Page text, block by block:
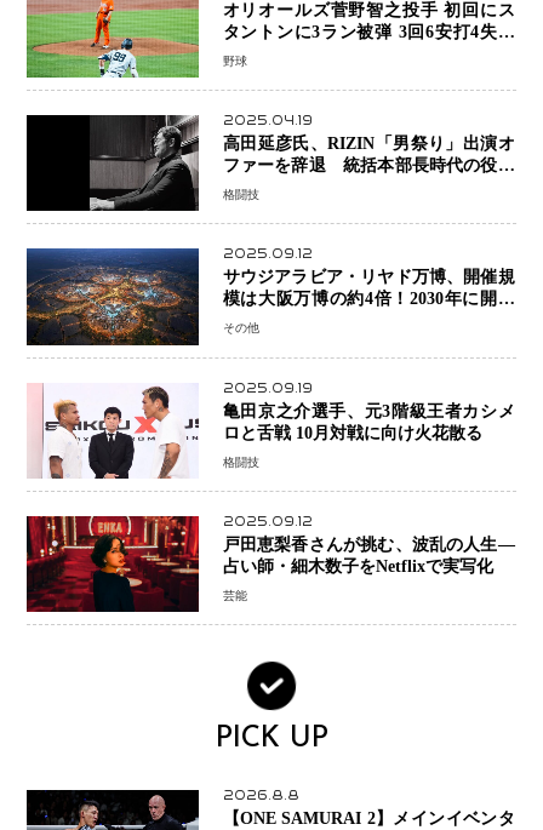
オリオールズ菅野智之投手 初回にス
タントンに3ラン被弾 3回6安打4失点
で降板
野球
2025.04.19
高田延彦氏、RIZIN「男祭り」出演オ
ファーを辞退 統括本部長時代の役目
「すでに終えています」と明言
格闘技
2025.09.12
サウジアラビア・リヤド万博、開催規
模は大阪万博の約4倍！2030年に開幕
予定
その他
2025.09.19
亀田京之介選手、元3階級王者カシメ
格闘技
2025.09.12
戸田恵梨香さんが挑む、波乱の人生―
占い師・細木数子をNetflixで実写化
芸能
PICK UP
2026.8.8
【ONE SAMURAI 2】メインイベンタ